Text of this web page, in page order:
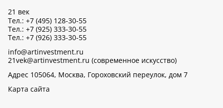
21 век
Тел.: +7 (495) 128-30-55
Тел.: +7 (925) 333-30-55
Тел.: +7 (926) 333-30-55
info@artinvestment.ru
21vek@artinvestment.ru (современное искусство)
Адрес 105064, Москва, Гороховский переулок, дом 7
Карта сайта